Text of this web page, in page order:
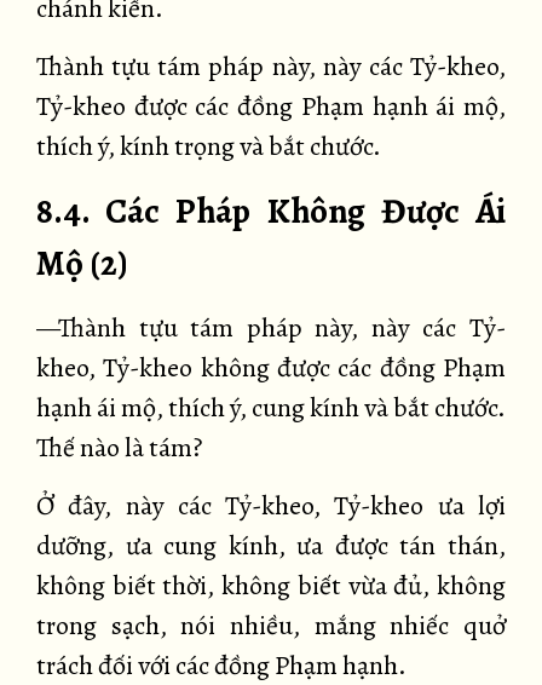
chánh kiến.
Thành tựu tám pháp này, này các Tỷ-kheo,
Tỷ-kheo được các đồng Phạm hạnh ái mộ,
thích ý, kính trọng và bắt chước.
8.4. Các Pháp Không Được Ái
Mộ (2)
—Thành tựu tám pháp này, này các Tỷ-
kheo, Tỷ-kheo không được các đồng Phạm
hạnh ái mộ, thích ý, cung kính và bắt chước.
Thế nào là tám?
Ở đây, này các Tỷ-kheo, Tỷ-kheo ưa lợi
dưỡng, ưa cung kính, ưa được tán thán,
không biết thời, không biết vừa đủ, không
trong sạch, nói nhiều, mắng nhiếc quở
trách đối với các đồng Phạm hạnh.